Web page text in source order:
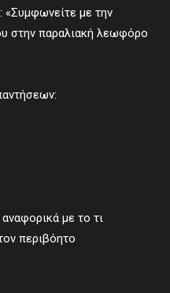
με την
στην παραλιακή λεωφόρο
με το τι
περιβόητο